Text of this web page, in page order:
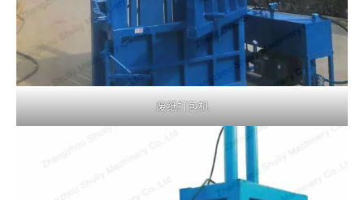
废纸打包机